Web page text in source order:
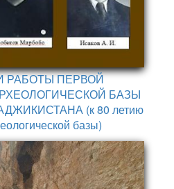
РАБОТЫ ПЕРВОЙ
БАЗЫ
(к 80 летию
базы)